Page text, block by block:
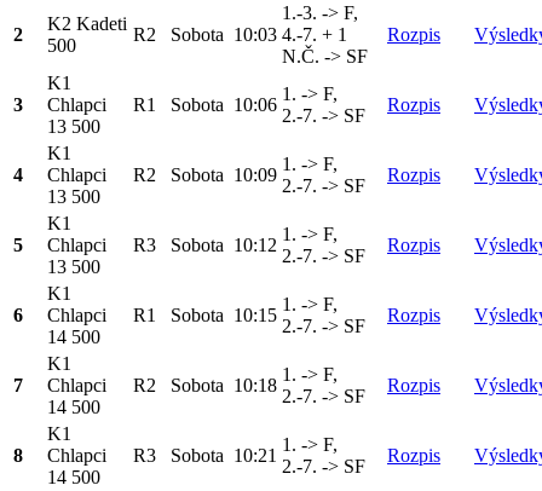
2
K2 Kadeti
500
R2 Sobota 10:03
1.-3. -> F,
4.-7. + 1
N.Č. -> SF
Rozpis
3
K1
Chlapci
13 500
R1 Sobota 10:06
1. -> F,
2.-7. -> SF
Rozpis
4
K1
Chlapci
13 500
R2 Sobota 10:09
1. -> F,
2.-7. -> SF
Rozpis
5
K1
Chlapci
13 500
R3 Sobota 10:12
1. -> F,
2.-7. -> SF
Rozpis
6
K1
Chlapci
14 500
R1 Sobota 10:15
1. -> F,
2.-7. -> SF
Rozpis
7
K1
Chlapci
14 500
R2 Sobota 10:18
1. -> F,
2.-7. -> SF
Rozpis
8
K1
Chlapci
14 500
R3 Sobota 10:21
1. -> F,
2.-7. -> SF
Rozpis